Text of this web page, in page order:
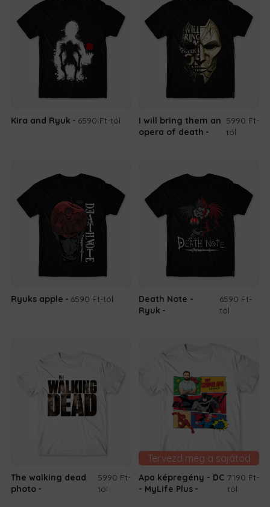
Kira and Ryuk 6590 Ft-tól
I will bring them an
opera of death
5990 Ft-
tól
Ryuks apple 6590 Ft-tól
Death Note -
Ryuk
6590 Ft-
tól
The walking dead
photo
5990 Ft-
tól
Tervezd meg a sajátod
Apa képregény - DC
- MyLife Plus
7190 Ft-
tól